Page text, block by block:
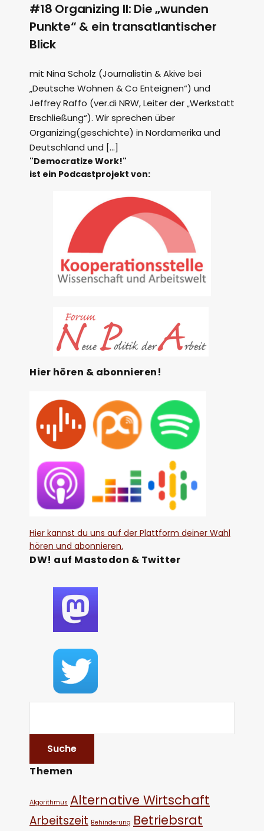
#18 Organizing II: Die „wunden
Punkte“ & ein transatlantischer
Blick
mit Nina Scholz (Journalistin & Akive bei
„Deutsche Wohnen & Co Enteignen“) und
Jeffrey Raffo (ver.di NRW, Leiter der „Werkstatt
Erschließung“). Wir sprechen über
Organizing(geschichte) in Nordamerika und
Deutschland und […]
"Democratize Work!"
ist ein Podcastprojekt von:
Hier hören & abonnieren!
Hier kannst du uns auf der Plattform deiner Wahl
hören und abonnieren.
DW! auf Mastodon & Twitter
Themen
Algorithmus Alternative Wirtschaft
Arbeitszeit Behinderung Betriebsrat